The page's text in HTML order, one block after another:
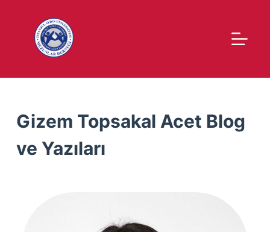
t
oGizem Topsakal Acet Blog
ve Yazıları